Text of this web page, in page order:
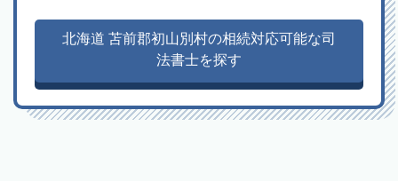
北海道 苫前郡初山別村の相続対応可能な司
法書士を探す